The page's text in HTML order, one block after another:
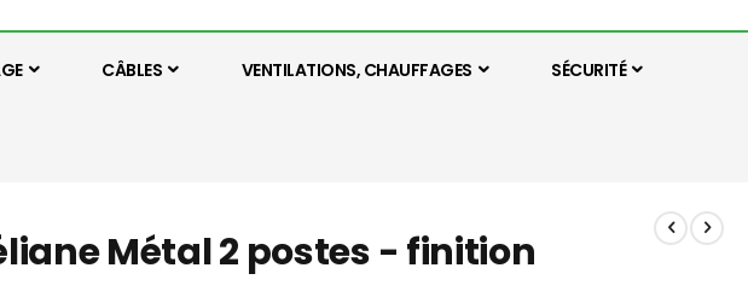
CÂBLES VENTILATIONS, CHAUFFAGES SÉCURITÉ
Métal 2 postes - finition